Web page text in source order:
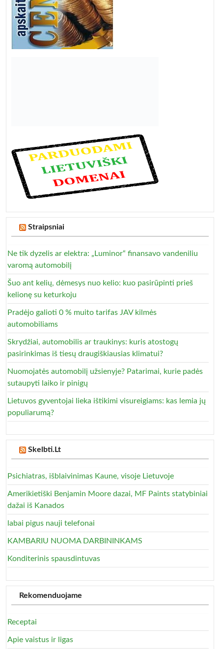
Straipsniai
Ne tik dyzelis ar elektra: „Luminor“ finansavo vandeniliu
varomą automobilį
Šuo ant kelių, dėmesys nuo kelio: kuo pasirūpinti prieš
kelionę su keturkoju
Pradėjo galioti 0 % muito tarifas JAV kilmės
automobiliams
Skrydžiai, automobilis ar traukinys: kuris atostogų
pasirinkimas iš tiesų draugiškiausias klimatui?
Nuomojatės automobilį užsienyje? Patarimai, kurie padės
sutaupyti laiko ir pinigų
Lietuvos gyventojai lieka ištikimi visureigiams: kas lemia jų
populiarumą?
Skelbti.Lt
Psichiatras, išblaivinimas Kaune, visoje Lietuvoje
Amerikietiški Benjamin Moore dazai, MF Paints statybiniai
dažai iš Kanados
labai pigus nauji telefonai
KAMBARIU NUOMA DARBININKAMS
Konditerinis spausdintuvas
Rekomenduojame
Receptai
Apie vaistus ir ligas